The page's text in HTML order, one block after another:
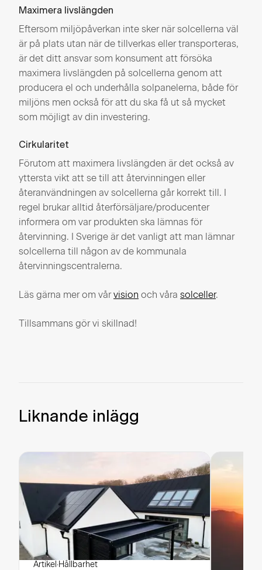
Maximera livslängden
Eftersom miljöpåverkan inte sker när solcellerna väl
är på plats utan när de tillverkas eller transporteras,
är det ditt ansvar som konsument att försöka
maximera livslängden på solcellerna genom att
producera el och underhålla solpanelerna, både för
miljöns men också för att du ska få ut så mycket
som möjligt av din investering.
Cirkularitet
Förutom att maximera livslängden är det också av
yttersta vikt att se till att återvinningen eller
återanvändningen av solcellerna går korrekt till. I
regel brukar alltid återförsäljare/producenter
informera om var produkten ska lämnas för
återvinning. I Sverige är det vanligt att man lämnar
solcellerna till någon av de kommunala
återvinningscentralerna.
Läs gärna mer om vårvision och våra solceller.
Tillsammans gör vi skillnad!
Liknande inlägg
Artikel ·Hållbarhet